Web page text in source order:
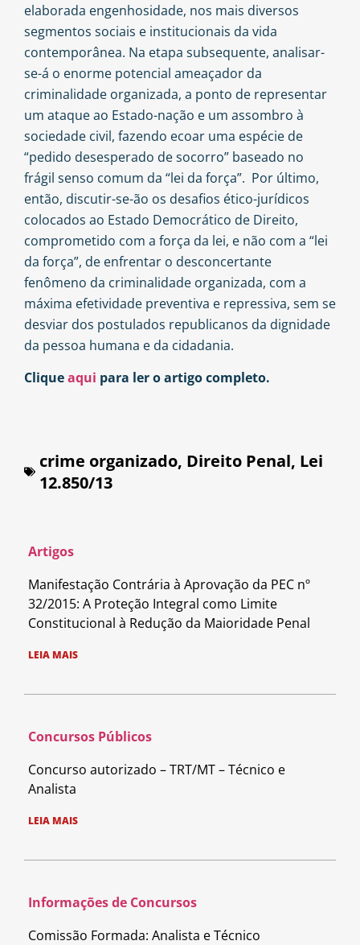
elaborada engenhosidade, nos mais diversos
segmentos sociais e institucionais da vida
contemporânea. Na etapa subsequente, analisar-
se-á o enorme potencial ameaçador da
criminalidade organizada, a ponto de representar
um ataque ao Estado-nação e um assombro à
sociedade civil, fazendo ecoar uma espécie de
“pedido desesperado de socorro” baseado no
frágil senso comum da “lei da força”. Por último,
então, discutir-se-ão os desafios ético-jurídicos
colocados ao Estado Democrático de Direito,
comprometido com a força da lei, e não com a “lei
da força”, de enfrentar o desconcertante
fenômeno da criminalidade organizada, com a
máxima efetividade preventiva e repressiva, sem se
desviar dos postulados republicanos da dignidade
da pessoa humana e da cidadania.
Cliqueaqui para ler o artigo completo.
crime organizado, Direito Penal, Lei
12.850/13
Artigos
Manifestação Contrária à Aprovação da PEC nº
32/2015: A Proteção Integral como Limite
Constitucional à Redução da Maioridade Penal
LEIA MAIS
Concursos Públicos
Concurso autorizado – TRT/MT – Técnico e
Analista
LEIA MAIS
Informações de Concursos
Comissão Formada: Analista e Técnico